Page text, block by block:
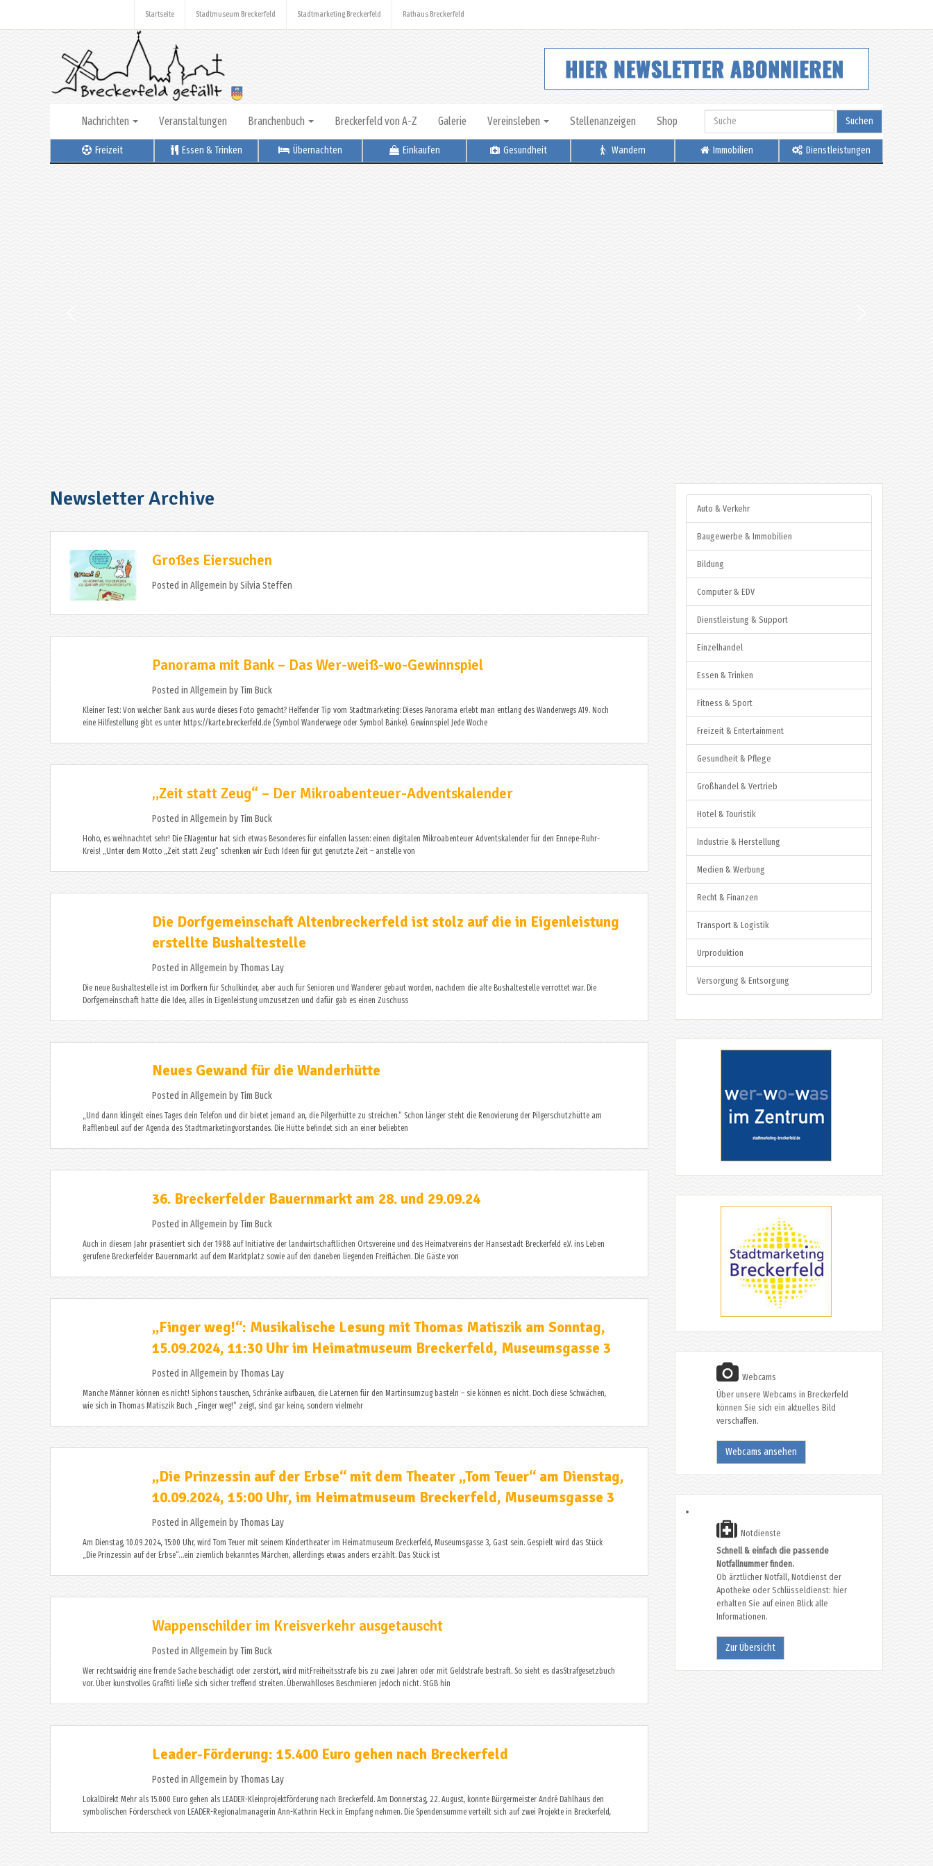
Startseite Stadtmuseum Breckerfeld Stadtmarketing Breckerfeld Rathaus Breckerfeld
Nachrichten Veranstaltungen Branchenbuch Breckerfeld von A-Z Galerie Vereinsleben Stellenanzeigen Shop Suchen
Freizeit Essen & Trinken Übernachten Einkaufen Gesundheit Wandern Immobilien Dienstleistungen
Newsletter Archive
Großes Eiersuchen
Posted in Allgemein bySilvia Steffen
Panorama mit Bank – Das Wer-weiß-wo-Gewinnspiel
Posted in Allgemein byTim Buck
Kleiner Test: Von welcher Bank aus wurde dieses Foto gemacht? Helfender Tip vom Stadtmarketing: Dieses Panorama erlebt man entlang des Wanderwegs A19. Noch
eine Hilfestellung gibt es unter https://karte.breckerfeld.de (Symbol Wanderwege oder Symbol Bänke). Gewinnspiel Jede Woche
„Zeit statt Zeug“ – Der Mikroabenteuer-Adventskalender
Posted in Allgemein byTim Buck
Hoho, es weihnachtet sehr! Die ENagentur hat sich etwas Besonderes für einfallen lassen: einen digitalen Mikroabenteuer Adventskalender für den Ennepe-Ruhr-
Kreis! „Unter dem Motto „Zeit statt Zeug“ schenken wir Euch Ideen für gut genutzte Zeit – anstelle von
Die Dorfgemeinschaft Altenbreckerfeld ist stolz auf die in Eigenleistung
erstellte Bushaltestelle
Posted in Allgemein byThomas Lay
Die neue Bushaltestelle ist im Dorfkern für Schulkinder, aber auch für Senioren und Wanderer gebaut worden, nachdem die alte Bushaltestelle verrottet war. Die
Dorfgemeinschaft hatte die Idee, alles in Eigenleistung umzusetzen und dafür gab es einen Zuschuss
Neues Gewand für die Wanderhütte
Posted in Allgemein byTim Buck
„Und dann klingelt eines Tages dein Telefon und dir bietet jemand an, die Pilgerhütte zu streichen.“ Schon länger steht die Renovierung der Pilgerschutzhütte am
Rafflenbeul auf der Agenda des Stadtmarketingvorstandes. Die Hütte befindet sich an einer beliebten
36. Breckerfelder Bauernmarkt am 28. und 29.09.24
Posted in Allgemein byTim Buck
Auch in diesem Jahr präsentiert sich der 1988 auf Initiative der landwirtschaftlichen Ortsvereine und des Heimatvereins der Hansestadt Breckerfeld e.V. ins Leben
gerufene Breckerfelder Bauernmarkt auf dem Marktplatz sowie auf den daneben liegenden Freiflächen. Die Gäste von
„Finger weg!“: Musikalische Lesung mit Thomas Matiszik am Sonntag,
15.09.2024, 11:30 Uhr im Heimatmuseum Breckerfeld, Museumsgasse 3
Posted in Allgemein byThomas Lay
Manche Männer können es nicht! Siphons tauschen, Schränke aufbauen, die Laternen für den Martinsumzug basteln – sie können es nicht. Doch diese Schwächen,
wie sich in Thomas Matiszik Buch „Finger weg!“ zeigt, sind gar keine, sondern vielmehr
„Die Prinzessin auf der Erbse“ mit dem Theater „Tom Teuer“ am Dienstag,
10.09.2024, 15:00 Uhr, im Heimatmuseum Breckerfeld, Museumsgasse 3
Posted in Allgemein byThomas Lay
Am Dienstag, 10.09.2024, 15:00 Uhr, wird Tom Teuer mit seinem Kindertheater im Heimatmuseum Breckerfeld, Museumsgasse 3, Gast sein. Gespielt wird das Stück
„Die Prinzessin auf der Erbse“…ein ziemlich bekanntes Märchen, allerdings etwas anders erzählt. Das Stück ist
Wappenschilder im Kreisverkehr ausgetauscht
Posted in Allgemein byTim Buck
Wer rechtswidrig eine fremde Sache beschädigt oder zerstört, wird mitFreiheitsstrafe bis zu zwei Jahren oder mit Geldstrafe bestraft. So sieht es dasStrafgesetzbuch
vor. Über kunstvolles Graffiti ließe sich sicher treffend streiten. Überwahlloses Beschmieren jedoch nicht. StGB hin
Leader-Förderung: 15.400 Euro gehen nach Breckerfeld
Posted in Allgemein byThomas Lay
LokalDirekt Mehr als 15.000 Euro gehen als LEADER-Kleinprojektförderung nach Breckerfeld. Am Donnerstag, 22. August, konnte Bürgermeister André Dahlhaus den
symbolischen Förderscheck von LEADER-Regionalmanagerin Ann-Kathrin Heck in Empfang nehmen. Die Spendensumme verteilt sich auf zwei Projekte in Breckerfeld,
Auto & Verkehr
Baugewerbe & Immobilien
Bildung
Computer & EDV
Dienstleistung & Support
Einzelhandel
Essen & Trinken
Fitness & Sport
Freizeit & Entertainment
Gesundheit & Pflege
Großhandel & Vertrieb
Hotel & Touristik
Industrie & Herstellung
Medien & Werbung
Recht & Finanzen
Transport & Logistik
Urproduktion
Versorgung & Entsorgung
Webcams
Über unsere Webcams in Breckerfeld
können Sie sich ein aktuelles Bild
verschaffen.
Webcams ansehen
Notdienste
Schnell & einfach die passende
Notfallnummer finden.
Ob ärztlicher Notfall, Notdienst der
Apotheke oder Schlüsseldienst: hier
erhalten Sie auf einen Blick alle
Informationen.
Zur Übersicht